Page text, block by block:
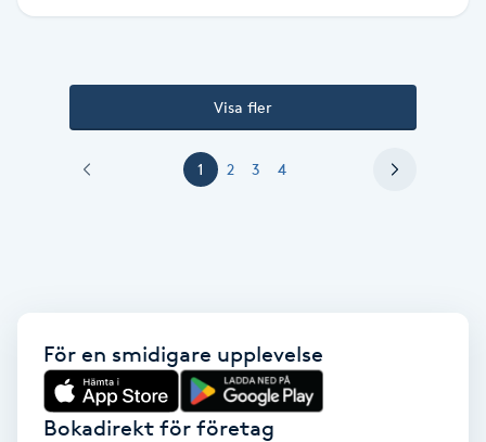
Veterinär
Volymfransar
Vårtor
Visa fler
1 2 3 4
För en smidigare upplevelse
Bokadirekt för företag